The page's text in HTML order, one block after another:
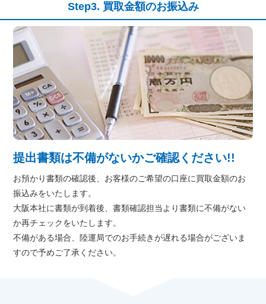
買取金額のお振込み
提出書類は不備がないかご確認ください!!
お預かり書類の確認後、お客様のご希望の口座に買取金額のお
振込みをいたします。
大阪本社に書類が到着後、書類確認担当より書類に不備がない
か再チェックをいたします。
不備がある場合、陸運局でのお手続きが遅れる場合がございま
すので予めご了承ください。